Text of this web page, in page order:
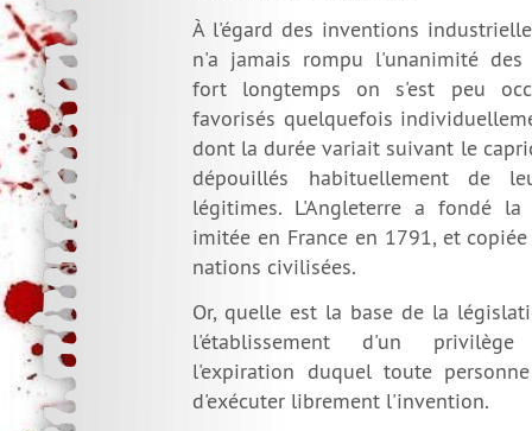
À l'égard des inventions
n'a jamais rompu l'unanimité des
fort longtemps on s'est peu
favorisés quelquefois
dont la durée variait suivant le
dépouillés habituellement de
légitimes. L'Angleterre a fondé la
imitée en France en 1791, et
nations civilisées.
Or, quelle est la base de la
l'établissement d'un privilège
l'expiration duquel toute
d'exécuter librement l'invention.